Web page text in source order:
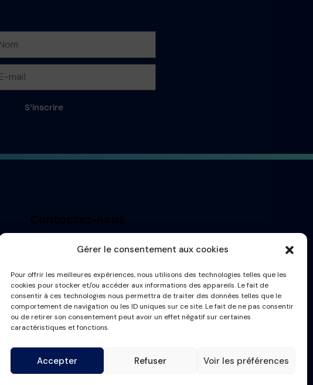
Gérer le consentement aux cookies
Pour offrir les meilleures expériences, nous utilisons des technologies telles que les
cookies pour stocker et/ou accéder aux informations des appareils. Le fait de
consentir à ces technologies nous permettra de traiter des données telles que le
comportement de navigation ou les ID uniques sur ce site. Le fait de ne pas consentir
ou de retirer son consentement peut avoir un effet négatif sur certaines
caractéristiques et fonctions.
Accepter Refuser Voir les préférences
S'inscrire
Contactez-nous
contact@france-masque.fr